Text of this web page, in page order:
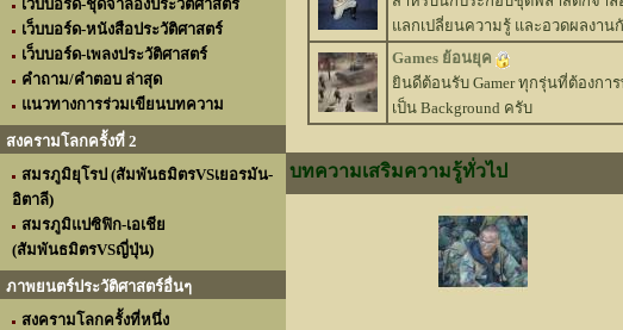
เว็บบอร์ด-ชุดจำลองประวัติศาสตร์
เว็บบอร์ด-หนังสือประวัติศาสตร์
เว็บบอร์ด-เพลงประวัติศาสตร์
คำถาม/คำตอบ ล่าสุด
แนวทางการร่วมเขียนบทความ
สงครามโลกครั้งที่ 2
สมรภูมิยุโรป (สัมพันธมิตรVSเยอรมัน-
อิตาลี)
สมรภูมิแปซิฟิก-เอเชีย
(สัมพันธมิตรVSญี่ปุ่น)
ภาพยนตร์ประวัติศาสตร์อื่นๆ
สงครามโลกครั้งที่หนึ่ง
แลกเปลี่ยนความรู้ และอวดผลงาน
Games ย้อนยุค
ยินดีต้อนรับ Gamer ทุกรุ่นที่ต้องกา
เป็น Background ครับ
บทความเสริมความรู้ทั่วไป